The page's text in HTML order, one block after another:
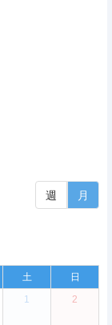
週 月
土
日
1 2